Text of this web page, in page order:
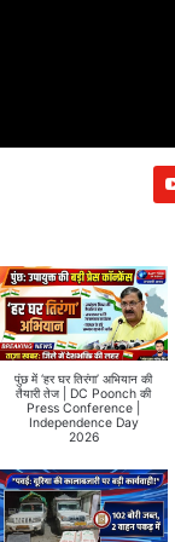
पुंछ में ‘हर घर तिरंगा’ अभियान की
तैयारी तेज | DC Poonch की
Press Conference |
Independence Day
2026